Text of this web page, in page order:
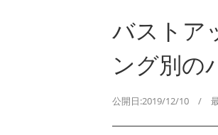
バストア
ング別の
公開日:2019/12/10 / 最